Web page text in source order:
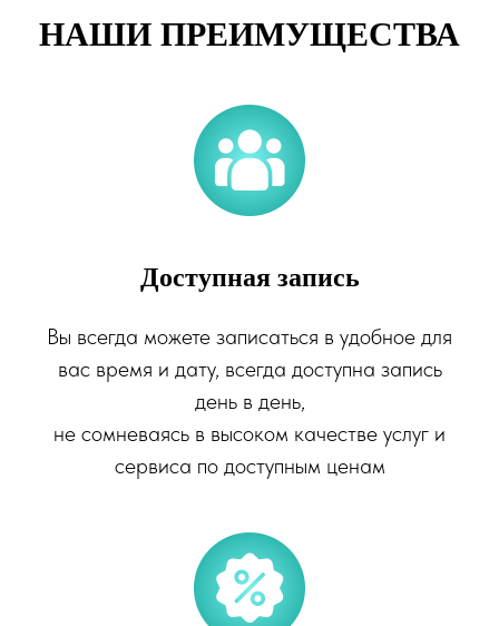
НАШИ ПРЕИМУЩЕСТВА
Доступная запись
Вы всегда можете записаться в удобное для
вас время и дату, всегда доступна запись
день в день,
не сомневаясь в высоком качестве услуг и
сервиса по доступным ценам